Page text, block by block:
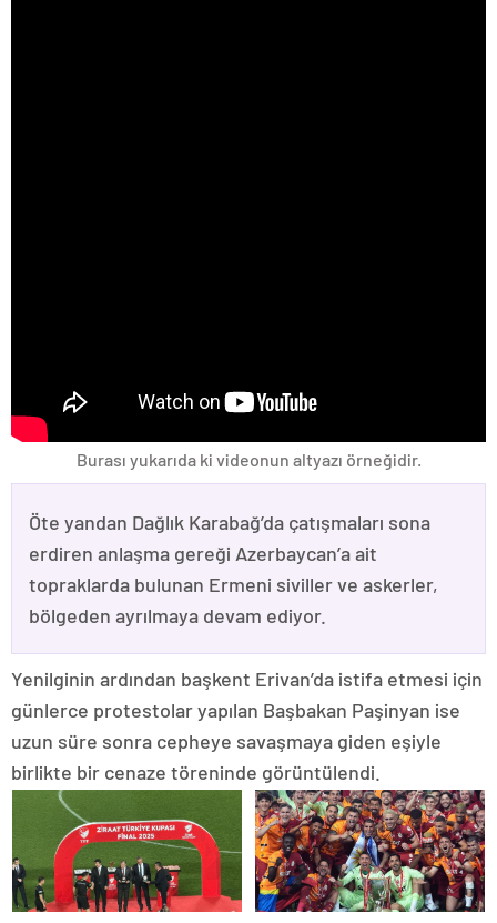
Burası yukarıda ki videonun altyazı örneğidir.
Öte yandan Dağlık Karabağ’da çatışmaları sona
erdiren anlaşma gereği Azerbaycan’a ait
topraklarda bulunan Ermeni siviller ve askerler,
bölgeden ayrılmaya devam ediyor.
Yenilginin ardından başkent Erivan’da istifa etmesi için
günlerce protestolar yapılan Başbakan Paşinyan ise
uzun süre sonra cepheye savaşmaya giden eşiyle
birlikte bir cenaze töreninde görüntülendi.